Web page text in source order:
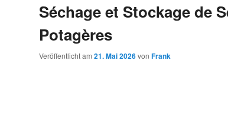
Séchage et Stockage de
Potagères
Veröffentlicht am 21. Mai 2026von Frank